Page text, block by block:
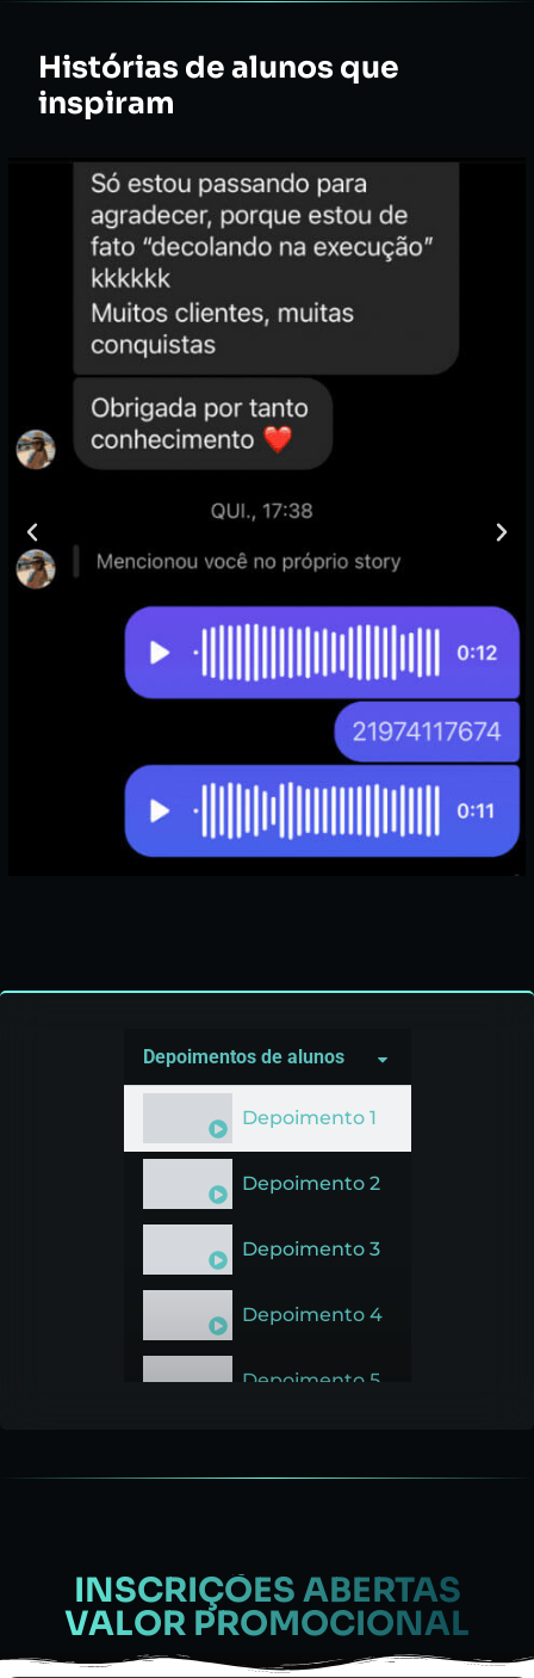
Histórias de alunos que
inspiram
Depoimentos de alunos
Depoimento 1
Depoimento 2
Depoimento 3
Depoimento 4
Depoimento 5
INSCRIÇÕES ABERTAS
VALOR PROMOCIONAL